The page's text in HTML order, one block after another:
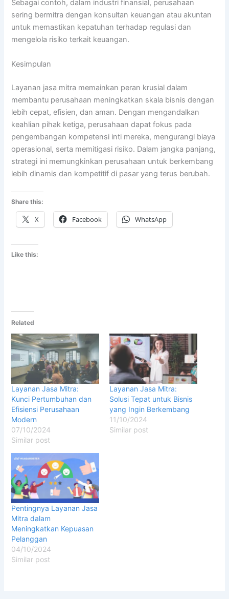
Sebagai contoh, dalam industri finansial, perusahaan
sering bermitra dengan konsultan keuangan atau akuntan
untuk memastikan kepatuhan terhadap regulasi dan
mengelola risiko terkait keuangan.
Kesimpulan
Layanan jasa mitra memainkan peran krusial dalam
membantu perusahaan meningkatkan skala bisnis dengan
lebih cepat, efisien, dan aman. Dengan mengandalkan
keahlian pihak ketiga, perusahaan dapat fokus pada
pengembangan kompetensi inti mereka, mengurangi biaya
operasional, serta memitigasi risiko. Dalam jangka panjang,
strategi ini memungkinkan perusahaan untuk berkembang
lebih dinamis dan kompetitif di pasar yang terus berubah.
Share this:
X Facebook WhatsApp
Like this:
Related
Layanan Jasa Mitra:
Kunci Pertumbuhan dan
Efisiensi Perusahaan
Modern
07/10/2024
Similar post
Layanan Jasa Mitra:
Solusi Tepat untuk Bisnis
yang Ingin Berkembang
11/10/2024
Similar post
Pentingnya Layanan Jasa
Mitra dalam
Meningkatkan Kepuasan
Pelanggan
04/10/2024
Similar post